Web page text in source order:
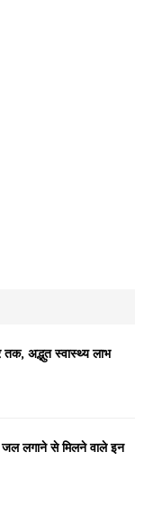
अद्भुत स्वास्थ्य लाभ
जल लगाने से मिलने वाले इन